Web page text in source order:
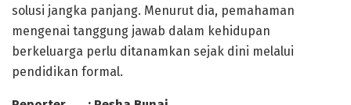
solusi jangka panjang. Menurut dia, pemahaman
mengenai tanggung jawab dalam kehidupan
berkeluarga perlu ditanamkan sejak dini melalui
pendidikan formal.